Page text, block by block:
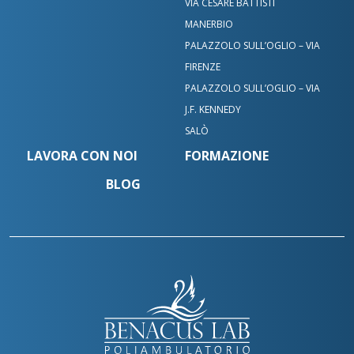
MANERBIO
PALAZZOLO SULL’OGLIO – VIA
FIRENZE
PALAZZOLO SULL’OGLIO – VIA
J.F. KENNEDY
SALÒ
LAVORA CON NOI
FORMAZIONE
BLOG